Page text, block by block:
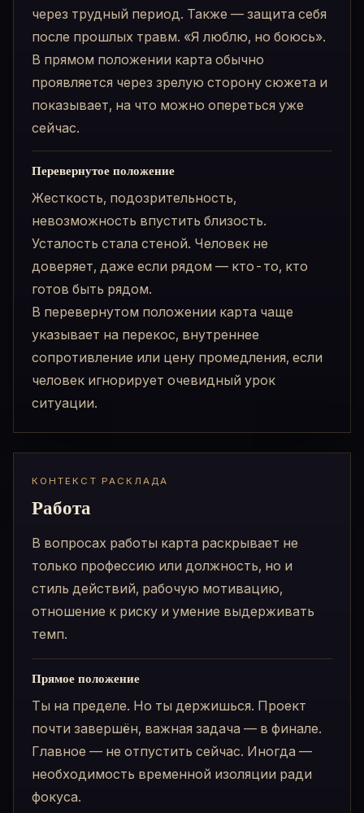
через трудный период. Также — защита себя
после прошлых травм. «Я люблю, но боюсь».
В прямом положении карта обычно
проявляется через зрелую сторону сюжета и
показывает, на что можно опереться уже
сейчас.
Перевернутое положение
Жесткость, подозрительность,
невозможность впустить близость.
Усталость стала стеной. Человек не
доверяет, даже если рядом — кто-то, кто
готов быть рядом.
В перевернутом положении карта чаще
указывает на перекос, внутреннее
сопротивление или цену промедления, если
человек игнорирует очевидный урок
ситуации.
КОНТЕКСТ РАСКЛАДА
Работа
В вопросах работы карта раскрывает не
только профессию или должность, но и
стиль действий, рабочую мотивацию,
отношение к риску и умение выдерживать
темп.
Прямое положение
Ты на пределе. Но ты держишься. Проект
почти завершён, важная задача — в финале.
Главное — не отпустить сейчас. Иногда —
необходимость временной изоляции ради
фокуса.